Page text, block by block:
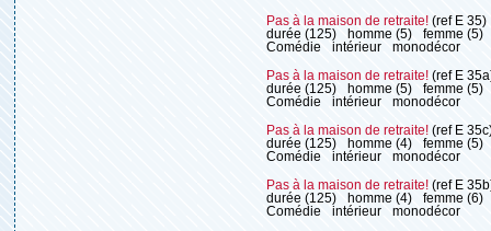
Pas à la maison de retraite! (ref E 35)
durée (125)
homme (5)
femme (5)
Comédie
intérieur monodécor
Pas à la maison de retraite! (ref E
durée (125)
homme (5)
femme (5)
Comédie
intérieur monodécor
Pas à la maison de retraite! (ref E
durée (125)
homme (4)
femme (5)
Comédie
intérieur monodécor
Pas à la maison de retraite! (ref E
durée (125)
homme (4)
femme (6)
Comédie
intérieur monodécor